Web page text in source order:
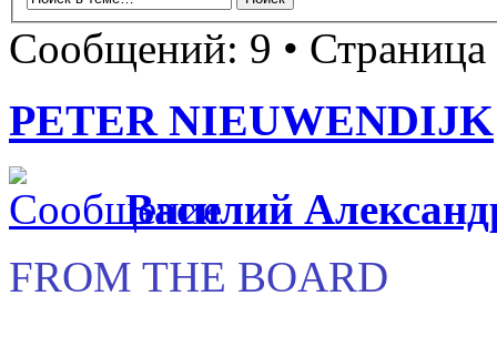
Сообщений: 9 • Страница
PETER NIEUWENDIJK
Василий
FROM THE BOARD